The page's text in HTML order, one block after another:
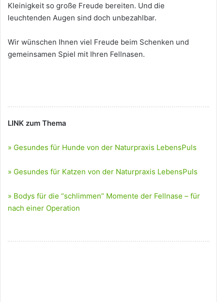
Kleinigkeit so große Freude bereiten. Und die
leuchtenden Augen sind doch unbezahlbar.
Wir wünschen Ihnen viel Freude beim Schenken und
gemeinsamen Spiel mit Ihren Fellnasen.
LINK zum Thema
» Gesundes für Hunde von der Naturpraxis LebensPuls
» Gesundes für Katzen von der Naturpraxis LebensPuls
» Bodys für die “schlimmen” Momente der Fellnase – für
nach einer Operation